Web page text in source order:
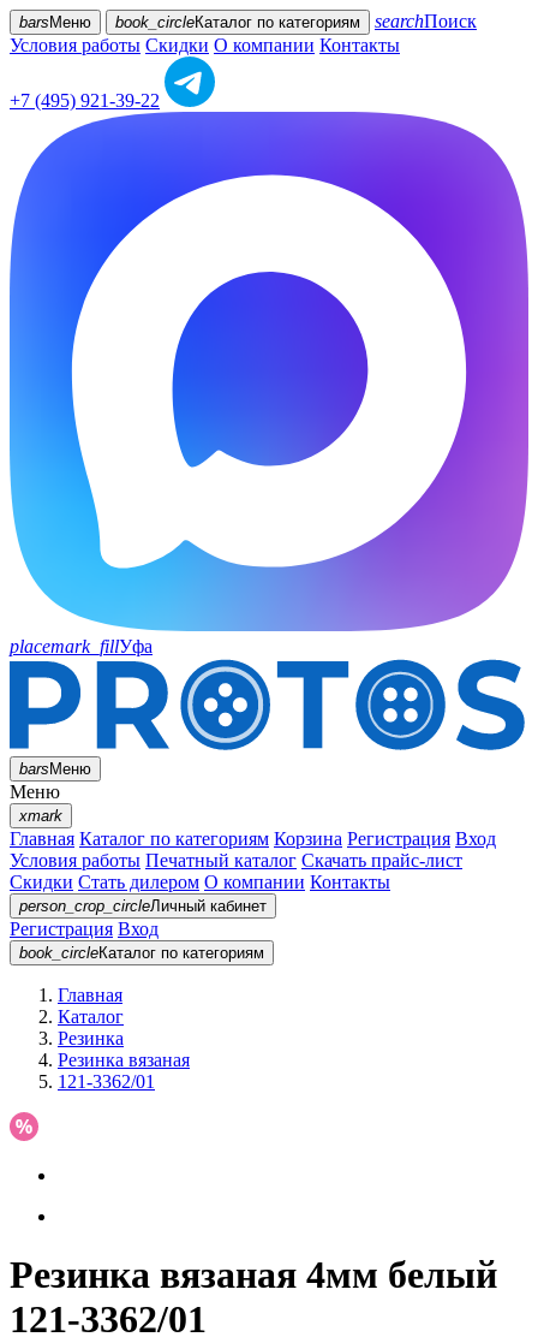
bars Меню book_circleКаталог по категориям searchПоиск
Условия работы Скидки О компании Контакты
+7 (495) 921-39-22
placemark_fillУфа
barsМеню
Меню
xmark
Главная Каталог по категориям Корзина Регистрация Вход
Условия работы Печатный каталог Скачать прайс-лист
Скидки Стать дилером О компании Контакты
person_crop_circleЛичный кабинет
Регистрация Вход
book_circleКаталог по категориям
Главная
Каталог
Резинка
Резинка вязаная
121-3362/01
Резинка вязаная 4мм белый
121-3362/01